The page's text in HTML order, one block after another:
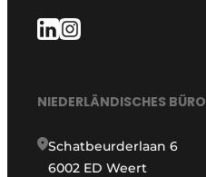
NIEDERLÄNDISCHES BÜRO
Schatbeurderlaan 6
6002 ED Weert